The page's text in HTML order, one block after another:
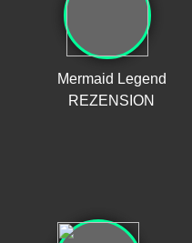
Mermaid Legend
REZENSION